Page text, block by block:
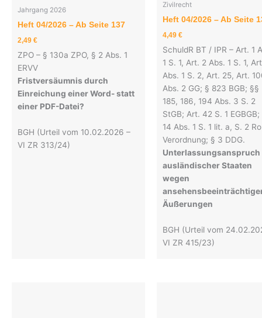
Jahrgang 2026
Heft 04/2026 – Ab Seite 137
2,49 €
ZPO – § 130a ZPO, § 2 Abs. 1
ERVV
Fristversäumnis durch
Einreichung einer Word- statt
einer PDF-Datei?
BGH (Urteil vom 10.02.2026 –
VI ZR 313/24)
Zivilrecht
Heft 04/2026 – Ab Seite
4,49 €
SchuldR BT / IPR – Art. 1
1 S. 1, Art. 2 Abs. 1 S. 1,
Abs. 1 S. 2, Art. 25, Art.
Abs. 2 GG; § 823 BGB; §§
185, 186, 194 Abs. 3 S. 2
StGB; Art. 42 S. 1
14 Abs. 1 S. 1 lit. a, S. 2
Verordnung; § 3 DDG.
Unterlassungsanspruch
ausländischer Staaten
wegen
Äußerungen
BGH (Urteil vom
VI ZR 415/23)